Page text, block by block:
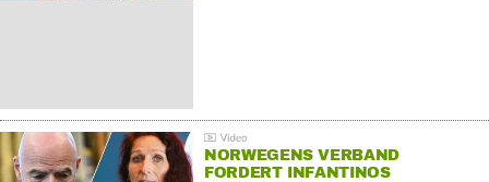
NORWEGENS VERBAND
FORDERT INFANTINOS